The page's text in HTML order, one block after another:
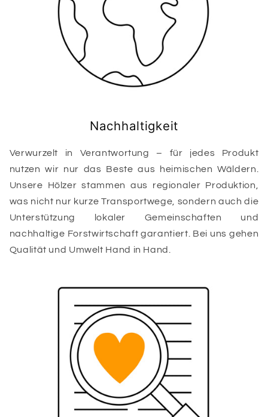
Nachhaltigkeit
Verwurzelt in Verantwortung – für jedes Produkt
nutzen wir nur das Beste aus heimischen Wäldern.
Unsere Hölzer stammen aus regionaler Produktion,
was nicht nur kurze Transportwege, sondern auch die
Unterstützung lokaler Gemeinschaften und
nachhaltige Forstwirtschaft garantiert. Bei uns gehen
Qualität und Umwelt Hand in Hand.